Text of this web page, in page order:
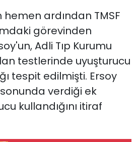
hemen ardından TMSF
görevinden
Adli Tıp Kurumu
testlerinde uyuşturucu
tespit edilmişti. Ersoy
sonunda verdiği ek
kullandığını itiraf